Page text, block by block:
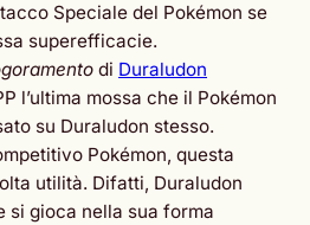
Speciale del Pokémon se
superefficacie.
di Duraludon
l’ultima mossa che il Pokémon
su Duraludon stesso.
Pokémon, questa
utilità. Difatti, Duraludon
si gioca nella sua forma